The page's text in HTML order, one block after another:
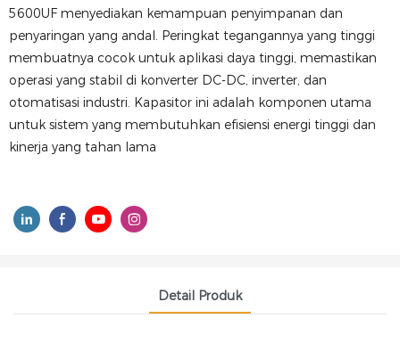
5600UF menyediakan kemampuan penyimpanan dan
penyaringan yang andal. Peringkat tegangannya yang tinggi
membuatnya cocok untuk aplikasi daya tinggi, memastikan
operasi yang stabil di konverter DC-DC, inverter, dan
otomatisasi industri. Kapasitor ini adalah komponen utama
untuk sistem yang membutuhkan efisiensi energi tinggi dan
kinerja yang tahan lama
Detail Produk